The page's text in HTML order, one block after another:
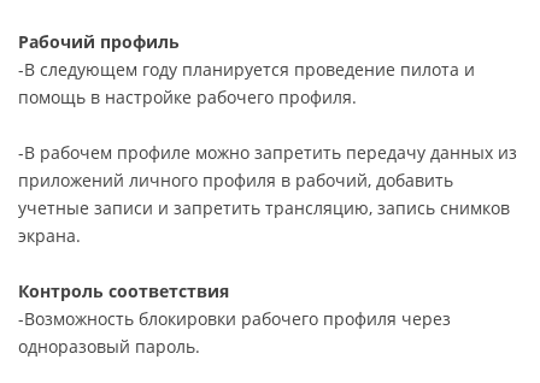
Рабочий профиль
-В следующем году планируется проведение пилота и
помощь в настройке рабочего профиля.
-В рабочем профиле можно запретить передачу данных из
приложений личного профиля в рабочий, добавить
учетные записи и запретить трансляцию, запись снимков
экрана.
Контроль соответствия
-Возможность блокировки рабочего профиля через
одноразовый пароль.